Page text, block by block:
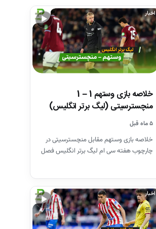
▶
اخبار
خلاصه بازی وستهم 1 – 1
منچسترسیتی (لیگ برتر انگلیس)
۵ ماه قبل
خلاصه بازی وستهم مقابل منچسترسیتی در
چارچوب هفته سی ام لیگ برتر انگلیس فصل
▶
اخبار